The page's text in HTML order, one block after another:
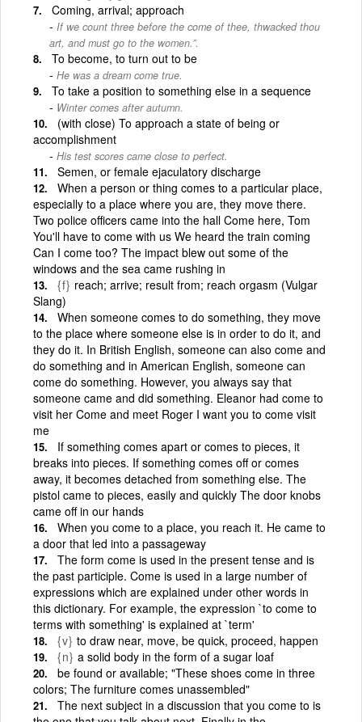
Coming, arrival; approach
If we count three before the come of thee, thwacked thou
art, and must go to the women.”.
To become, to turn out to be
He was a dream come true.
To take a position to something else in a sequence
Winter comes after autumn.
(with close) To approach a state of being or
accomplishment
His test scores came close to perfect.
Semen, or female ejaculatory discharge
When a person or thing comes to a particular place,
especially to a place where you are, they move there.
Two police officers came into the hall Come here, Tom
You'll have to come with us We heard the train coming
Can I come too? The impact blew out some of the
windows and the sea came rushing in
{f} reach; arrive; result from; reach orgasm (Vulgar
Slang)
When someone comes to do something, they move
to the place where someone else is in order to do it, and
they do it. In British English, someone can also come and
do something and in American English, someone can
come do something. However, you always say that
someone came and did something. Eleanor had come to
visit her Come and meet Roger I want you to come visit
me
If something comes apart or comes to pieces, it
breaks into pieces. If something comes off or comes
away, it becomes detached from something else. The
pistol came to pieces, easily and quickly The door knobs
came off in our hands
When you come to a place, you reach it. He came to
a door that led into a passageway
The form come is used in the present tense and is
the past participle. Come is used in a large number of
expressions which are explained under other words in
this dictionary. For example, the expression `to come to
terms with something' is explained at `term'
{v} to draw near, move, be quick, proceed, happen
{n} a solid body in the form of a sugar loaf
be found or available; "These shoes come in three
colors; The furniture comes unassembled"
The next subject in a discussion that you come to is